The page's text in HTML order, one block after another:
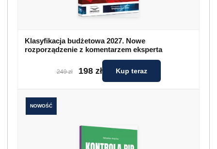
Klasyfikacja budżetowa 2027. Nowe
rozporządzenie z komentarzem eksperta
249 zł 198 zł Kup teraz
NOWOŚĆ